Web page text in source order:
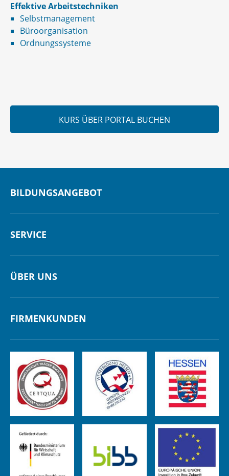
Effektive Arbeitstechniken
Selbstmanagement
Büroorganisation
Ordnungssysteme
KURS ÜBER PORTAL BUCHEN
BILDUNGSANGEBOT
SERVICE
ÜBER UNS
FIRMENKUNDEN